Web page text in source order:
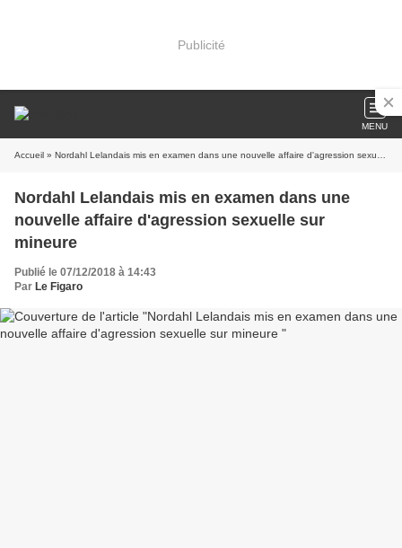
Publicité
MENU
Accueil » Nordahl Lelandais mis en examen dans une nouvelle affaire d'agression sexuelle sur mineure
Nordahl Lelandais mis en examen dans une
nouvelle affaire d'agression sexuelle sur
mineure
Publié le 07/12/2018 à 14:43
Par Le Figaro